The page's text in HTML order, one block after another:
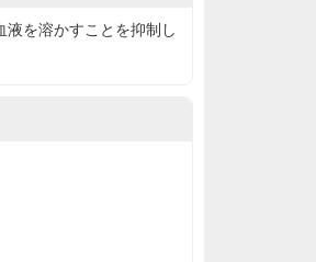
を溶かすことを抑制し